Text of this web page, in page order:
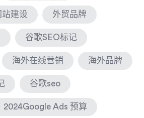
建设 外贸品牌
谷歌SEO标记
海外在线营销 海外品牌
谷歌seo
2024Google Ads 预算